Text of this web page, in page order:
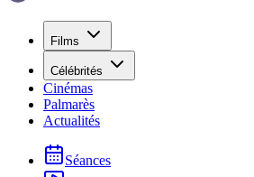
Films
Célébrités
Cinémas
Palmarès
Actualités
Séances